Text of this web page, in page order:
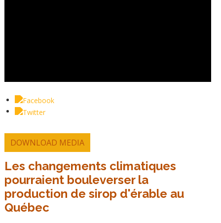
DOWNLOAD MEDIA
Les changements climatiques
pourraient bouleverser la
production de sirop d'érable au
Québec